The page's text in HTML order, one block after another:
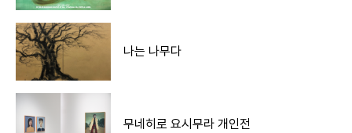
나는 나무다
무네히로 요시무라 개인전